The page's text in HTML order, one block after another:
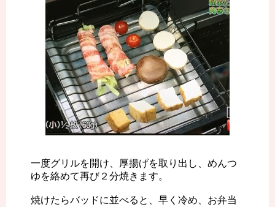
一度グリルを開け、厚揚げを取り出し、めんつ
ゆを絡めて再び２分焼きます。
焼けたらバッドに並べると、早く冷め、お弁当